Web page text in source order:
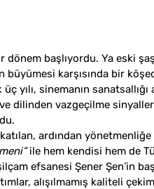
başlıyordu. Ya eski
karşısında bir
yılı, sinemanın
ve dilinden vazgeçilme
ardından
ile hem kendisi hem de
efsanesi Şener Şen’in
alışılmamış kaliteli